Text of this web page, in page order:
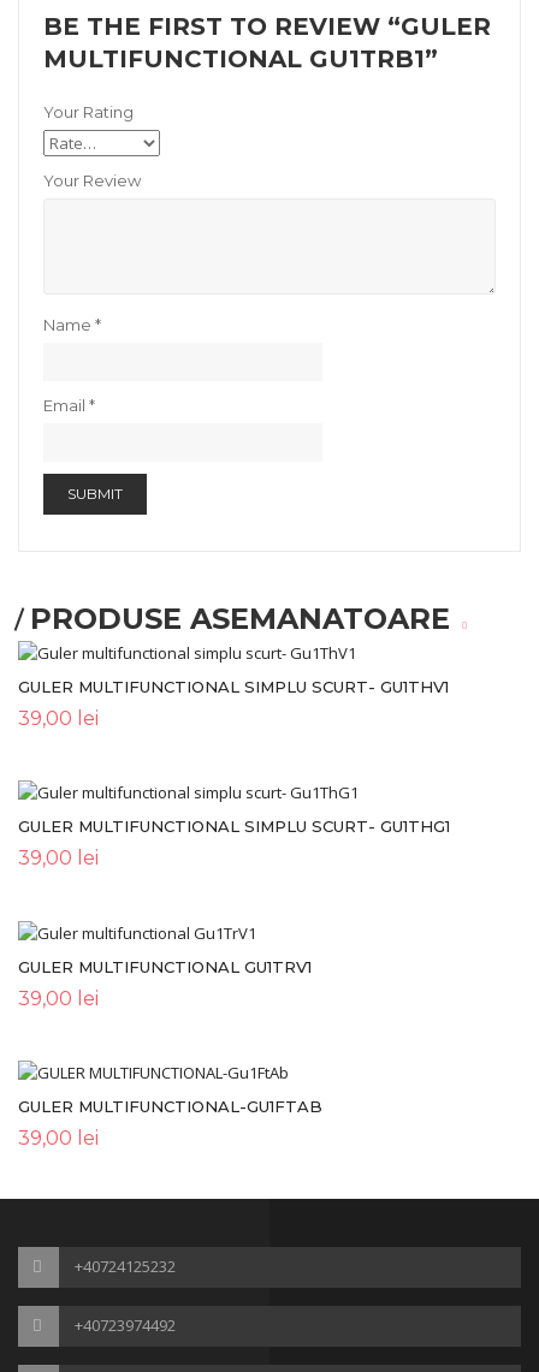
BE THE FIRST TO REVIEW “GULER
MULTIFUNCTIONAL GU1TRB1”
Your Rating
Your Review
Name *
Email *
PRODUSE ASEMANATOARE
GULER MULTIFUNCTIONAL SIMPLU SCURT- GU1THV1
39,00 lei
GULER MULTIFUNCTIONAL SIMPLU SCURT- GU1THG1
39,00 lei
GULER MULTIFUNCTIONAL GU1TRV1
39,00 lei
GULER MULTIFUNCTIONAL-GU1FTAB
39,00 lei
+40724125232
+40723974492